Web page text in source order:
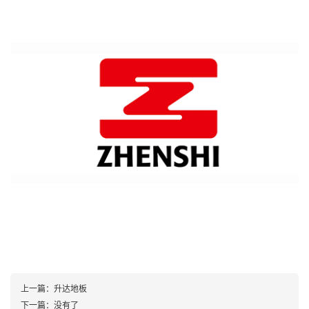
上一篇： 升达地板
下一篇： 没有了